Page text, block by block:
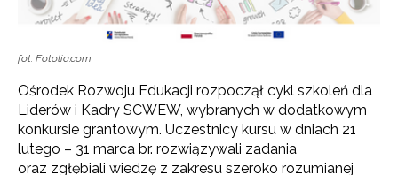
fot. Fotolia.com
Ośrodek Rozwoju Edukacji rozpoczął cykl szkoleń dla
Liderów i Kadry SCWEW, wybranych w dodatkowym
konkursie grantowym. Uczestnicy kursu w dniach 21
lutego – 31 marca br. rozwiązywali zadania
oraz zgłębiali wiedzę z zakresu szeroko rozumianej